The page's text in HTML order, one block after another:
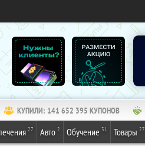
КУПИЛИ: 141 652 395 КУПОНОВ
27 Авто 2 Обучение 31 Товары 27